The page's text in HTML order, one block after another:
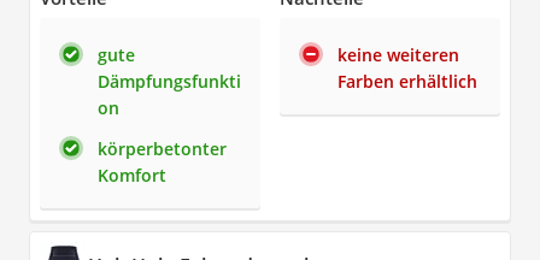
gute
Dämpfungsfunkti
on
körperbetonter
Komfort
keine weiteren
Farben erhältlich